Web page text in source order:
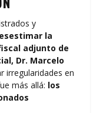
y
la
adjunto de
Dr. Marcelo
irregularidades en
más allá: los